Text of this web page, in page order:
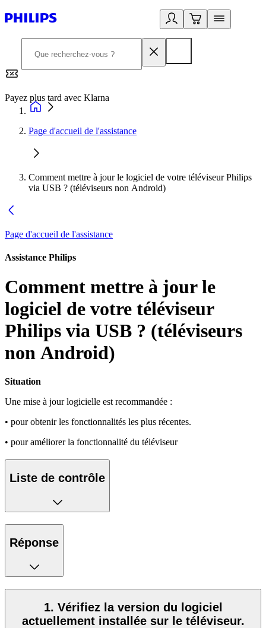
Payez plus tard avec Klarna
Page d'accueil de l'assistance
Comment mettre à jour le logiciel de votre téléviseur Philips
via USB ? (téléviseurs non Android)
Page d'accueil de l'assistance
Assistance Philips
Comment mettre à jour le
logiciel de votre téléviseur
Philips via USB ? (téléviseurs
non Android)
Situation
Une mise à jour logicielle est recommandée :
• pour obtenir les fonctionnalités les plus récentes.
• pour améliorer la fonctionnalité du téléviseur
Liste de contrôle
Réponse
1. Vérifiez la version du logiciel
actuellement installée sur le téléviseur.